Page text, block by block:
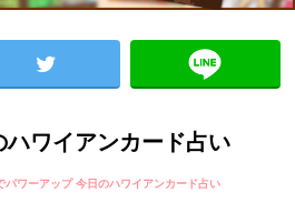
ワイアンカード占い
パワーアップ 今日のハワイアンカード占い